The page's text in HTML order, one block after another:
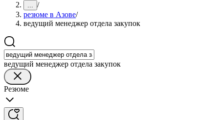
... /
резюме в Азове/
ведущий менеджер отдела закупок
ведущий менеджер отдела закупок
Резюме